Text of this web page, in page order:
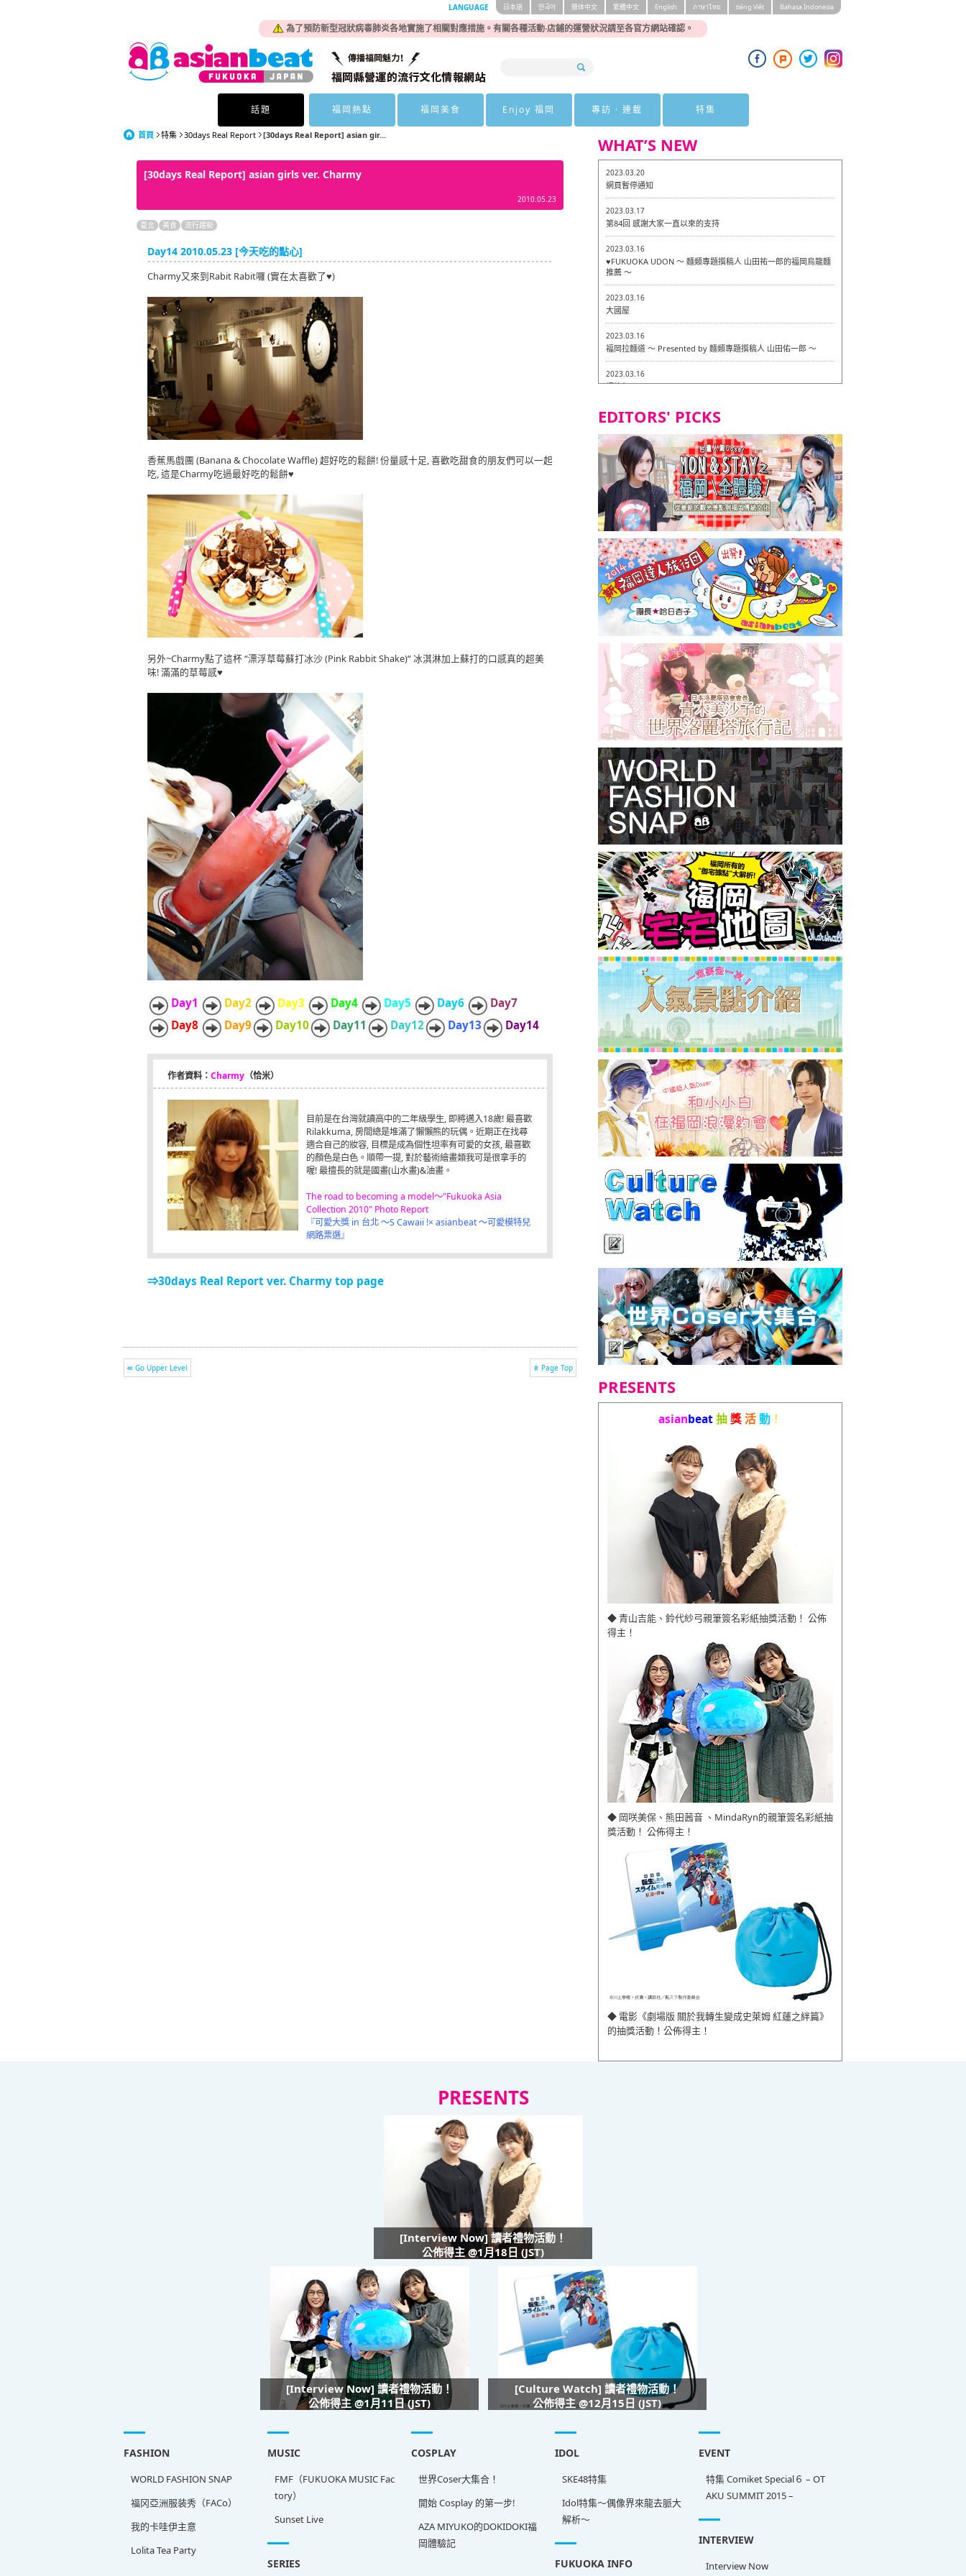
為了預防新型冠狀病毒肺炎各地實施了相關對應措施。有關各種活動·店鋪的運營狀況請至各官方網站確認。
LANGUAGE 日本語 한국어 簡体中文 繁體中文 English ภาษาไทย tiéng Viêt Bahasa Indonesia
話題 福岡熱點 福岡美食 Enjoy 福岡 專訪 · 連載 特集
首頁 特集 30days Real Report [30days Real Report] asian gir...
[30days Real Report] asian girls ver. Charmy
2010.05.23
臺北 美食 流行趨勢
Day14 2010.05.23 [今天吃的點心]
Charmy又來到Rabit Rabit囉 (實在太喜歡了♥)
香蕉馬戲團 (Banana & Chocolate Waffle) 超好吃的鬆餅! 份量感十足, 喜歡吃甜食的朋友們可以一起
吃, 這是Charmy吃過最好吃的鬆餅♥
另外~Charmy點了這杯 “漂浮草莓蘇打冰沙 (Pink Rabbit Shake)“ 冰淇淋加上蘇打的口感真的超美
味! 滿滿的草莓感♥
Day1 Day2 Day3 Day4 Day5 Day6
Day7
Day8
Day9 Day10 Day11 Day12 Day13 Day14
作者資料： Charmy （恰米）
目前是在台灣就讀高中的二年級學生, 即將邁入18歲! 最喜歡
Rilakkuma, 房間總是堆滿了懶懶熊的玩偶。近期正在找尋
適合自己的妝容, 目標是成為個性坦率有可愛的女孩, 最喜歡
的顏色是白色。順帶一提, 對於藝術繪畫類我可是很拿手的
喔! 最擅長的就是國畫(山水畫)&油畫。
The road to becoming a model～"Fukuoka Asia
Collection 2010" Photo Report
『可愛大獎 in 台北 ～S Cawaii !× asianbeat ～可愛模特兒
網路票選』
⇒30days Real Report ver. Charmy top page
Go Upper Level Page Top
WHAT’S NEW
2023.03.20
網頁暫停通知
2023.03.17
第84回 感謝大家一直以來的支持
2023.03.16
♥FUKUOKA UDON ～ 麵類專題撰稿人 山田祐一郎的福岡烏龍麵
推薦 ～
2023.03.16
大國屋
2023.03.16
福岡拉麵道 〜 Presented by 麵類專題撰稿人 山田佑一郎 〜
2023.03.16
福龍軒
2023.03.07
Isogiyokarazu 博多總店 〜 嚴格素食主義・素食主義者的菜單試
的試吃之旅 in 福岡市！ 〜
2023.03.07
嚴格素食主義・素食主義者的菜單試的試吃之旅 in 福岡市！
2023.03.02
Little Stand 大名店 〜 嚴格素食主義・素食主義者的菜單試的試
吃之旅 in 福岡市！ 〜
2023.02.28
東築軒 折尾本社烏冬店
EDITORS' PICKS
PRESENTS
asianbeat抽獎活動 ！
◆ 青山吉能、鈴代紗弓親筆簽名彩紙抽獎活動！ 公佈
得主！
◆ 岡咲美保、熊田茜音 、MindaRyn的親筆簽名彩紙抽
獎活動！ 公佈得主！
◆ 電影《劇場版 關於我轉生變成史萊姆 紅蓮之絆篇》
的抽獎活動！公佈得主！
PRESENTS
[Interview Now] 讀者禮物活動！
公佈得主 @1月18日 (JST)
[Interview Now] 讀者禮物活動！
公佈得主 @1月11日 (JST)
[Culture Watch] 讀者禮物活動！
公佈得主 @12月15日 (JST)
FASHION
WORLD FASHION SNAP
福冈亞洲服装秀（FACo）
我的卡哇伊主意
Lolita Tea Party
MUSIC
FMF（FUKUOKA MUSIC Fac
tory）
Sunset Live
COSPLAY
世界Coser大集合！
開始 Cosplay 的第一步!
AZA MIYUKO的DOKIDOKI福
岡體驗記
IDOL
SKE48特集
Idol特集～偶像界來龍去脈大
解析～
EVENT
特集 Comiket Special６ – OT
AKU SUMMIT 2015 –
INTERVIEW
Interview Now
SERIES FUKUOKA INFO